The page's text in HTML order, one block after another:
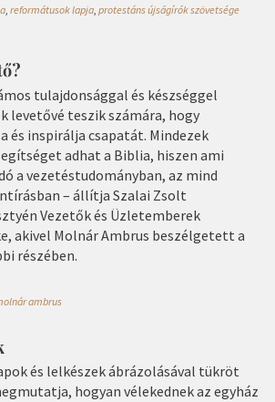
, reformátusok lapja, protestáns újságírók szövetsége
tulajdonsággal és készséggel
levetővé teszik számára, hogy
és inspirálja csapatát. Mindezek
adhat a Biblia, hiszen ami
a vezetéstudományban, az mind
– állítja Szalai Zsolt
Vezetők és Üzletemberek
akivel Molnár Ambrus beszélgetett a
részében.
ambrus
és lelkészek ábrázolásával tükröt
hogyan vélekednek az egyház